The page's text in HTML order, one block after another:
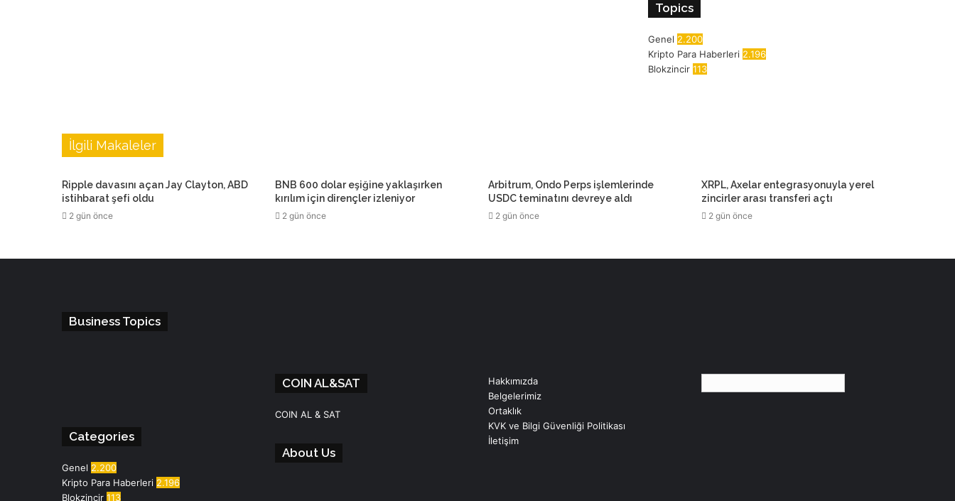
Topics
Genel 2.200
Kripto Para Haberleri 2.196
Blokzincir 113
İlgili Makaleler
Ripple davasını açan Jay Clayton, ABD
istihbarat şefi oldu
2 gün önce
BNB 600 dolar eşiğine yaklaşırken
kırılım için dirençler izleniyor
2 gün önce
Arbitrum, Ondo Perps işlemlerinde
USDC teminatını devreye aldı
2 gün önce
XRPL, Axelar entegrasyonuyla yerel
zincirler arası transferi açtı
2 gün önce
Business Topics
Categories
Genel 2.200
Kripto Para Haberleri 2.196
Blokzincir 113
COIN AL&SAT
COIN AL & SAT
About Us
Hakkımızda
Belgelerimiz
Ortaklık
KVK ve Bilgi Güvenliği Politikası
İletişim